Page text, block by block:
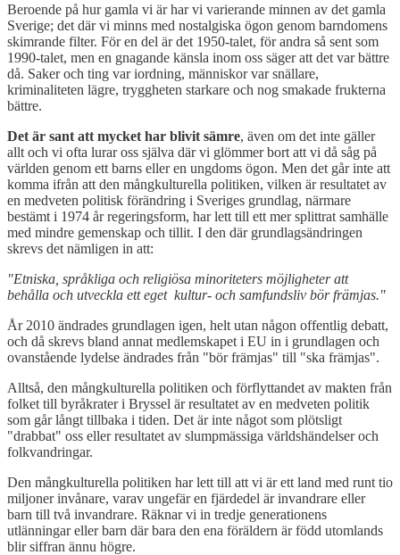
Beroende på hur gamla vi är har vi varierande minnen av det gamla
Sverige; det där vi minns med nostalgiska ögon genom barndomens
skimrande filter. För en del är det 1950-talet, för andra så sent som
1990-talet, men en gnagande känsla inom oss säger att det var bättre
då. Saker och ting var iordning, människor var snällare,
kriminaliteten lägre, tryggheten starkare och nog smakade frukterna
bättre.
Det är sant att mycket har blivit sämre, även om det inte gäller
allt och vi ofta lurar oss själva där vi glömmer bort att vi då såg på
världen genom ett barns eller en ungdoms ögon. Men det går inte att
komma ifrån att den mångkulturella politiken, vilken är resultatet av
en medveten politisk förändring i Sveriges grundlag, närmare
bestämt i 1974 år regeringsform, har lett till ett mer splittrat samhälle
med mindre gemenskap och tillit. I den där grundlagsändringen
skrevs det nämligen in att:
"Etniska, språkliga och religiösa minoriteters möjligheter att
behålla och utveckla ett eget kultur- och samfundsliv bör främjas."
År 2010 ändrades grundlagen igen, helt utan någon offentlig debatt,
och då skrevs bland annat medlemskapet i EU in i grundlagen och
ovanstående lydelse ändrades från "bör främjas" till "ska främjas".
Alltså, den mångkulturella politiken och förflyttandet av makten från
folket till byråkrater i Bryssel är resultatet av en medveten politik
som går långt tillbaka i tiden. Det är inte något som plötsligt
"drabbat" oss eller resultatet av slumpmässiga världshändelser och
folkvandringar.
Den mångkulturella politiken har lett till att vi är ett land med runt tio
miljoner invånare, varav ungefär en fjärdedel är invandrare eller
barn till två invandrare. Räknar vi in tredje generationens
utlänningar eller barn där bara den ena föräldern är född utomlands
blir siffran ännu högre.